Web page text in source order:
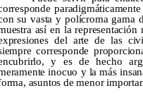
su vasta y polícroma gama
así en la
del arte de las
corresponde
y es de hecho
inocuo y la más
asuntos de menor